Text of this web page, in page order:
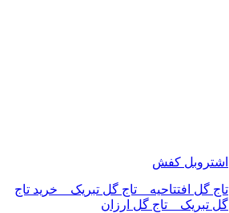
اشتروبل کفش
تاج گل افتتاحیه _ تاج گل تبریک _ خرید تاج
گل تبریک _ تاج گل ارزان